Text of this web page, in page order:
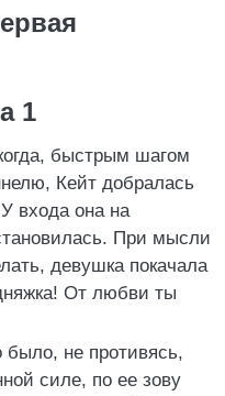
1
быстрым шагом
Кейт добралась
входа она на
При мысли
девушка покачала
От любви ты
не противясь,
силе, по ее зову